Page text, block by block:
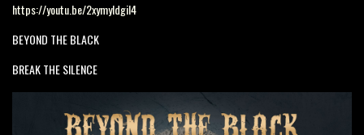
https://youtu.be/2xymyldgiI4
BEYOND THE BLACK
BREAK THE SILENCE